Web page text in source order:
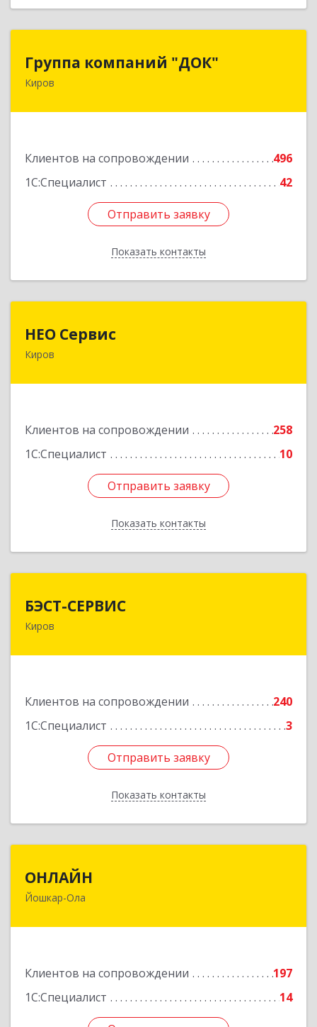
Группа компаний "ДОК"
Киров
Клиентов на сопровождении
496
1С:Специалист
42
Отправить заявку
Показать контакты
Группа компаний "ДОК"
610017, Кировская обл, Киров г, Горького ул,
Отправить заявку
Назад
НЕО Сервис
Киров
Клиентов на сопровождении
258
1С:Специалист
10
Отправить заявку
Показать контакты
610045, Кировская обл, Киров г, Ульяновская
Отправить заявку
Назад
БЭСТ-СЕРВИС
Киров
Клиентов на сопровождении
240
1С:Специалист
3
Отправить заявку
Показать контакты
Отправить заявку
Назад
ОНЛАЙН
Йошкар-Ола
Клиентов на сопровождении
197
1С:Специалист
14
424000, Марий Эл Респ, Йошкар-Ола г,